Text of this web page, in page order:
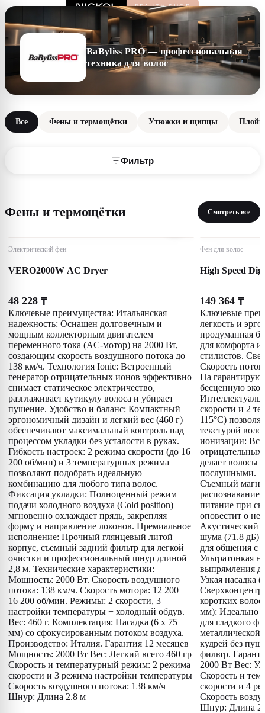
BaByliss PRO — профессиональная
техника для волос
Все Фены и термощётки Утюжки и щипцы
Фильтр
Фены и термощётки Смотреть все
Электрический фен
VERO2000W AC Dryer
48 228 ₸
Ключевые преимущества: Итальянская
надежность: Оснащен долговечным и
мощным коллекторным двигателем
переменного тока (AC-мотор) на 2000 Вт,
создающим скорость воздушного потока до
138 км/ч. Технология Ionic: Встроенный
генератор отрицательных ионов эффективно
снимает статическое электричество,
разглаживает кутикулу волоса и убирает
пушение. Удобство и баланс: Компактный
эргономичный дизайн и легкий вес (460 г)
обеспечивают максимальный контроль над
процессом укладки без усталости в руках.
Гибкость настроек: 2 режима скорости (до 16
200 об/мин) и 3 температурных режима
позволяют подобрать идеальную
комбинацию для любого типа волос.
Фиксация укладки: Полноценный режим
подачи холодного воздуха (Cold position)
мгновенно охлаждает прядь, закрепляя
форму и направление локонов. Премиальное
исполнение: Прочный глянцевый литой
корпус, съемный задний фильтр для легкой
очистки и профессиональный шнур длиной
2,8 м. Технические характеристики:
Мощность: 2000 Вт. Скорость воздушного
потока: 138 км/ч. Скорость мотора: 12 200 |
16 200 об/мин. Режимы: 2 скорости, 3
настройки температуры + холодный обдув.
Вес: 460 г. Комплектация: Насадка (6 x 75
мм) со сфокусированным потоком воздуха.
Производство: Италия. Гарантия 12 месяцев
Мощность: 2000 Вт Вес: Легкий всего 460 гр
Скорость и температурный режим: 2 режима
скорости и 3 режима настройки температуры
Скорость воздушного потока: 138 км/ч
Шнур: Длина 2.8 м
Фен для волос
High Speed
149 364 ₸
Ключевые
легкость и
продуманная
для комфорта и
стилистов.
Скорость
Па
бесценную
скорости и 2
115°C)
текстурой
ионизации:
отрицательных
делает волосы
послушными.
Съемный
питание при
оповестит о
Акустический
шума (71.8 дБ)
для общения с
Ультратонкая
выпрямления
Узкая насадка
коротких
мм): Идеально
для гладкого
металлической
кудрей без
фильтр.
2000 Вт Вес:
Скорость и
скорости и 4
Скорость
Шнур: Длина